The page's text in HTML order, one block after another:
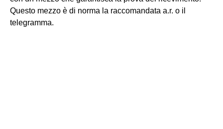
Questo mezzo è di norma la raccomandata a.r. o il
telegramma.